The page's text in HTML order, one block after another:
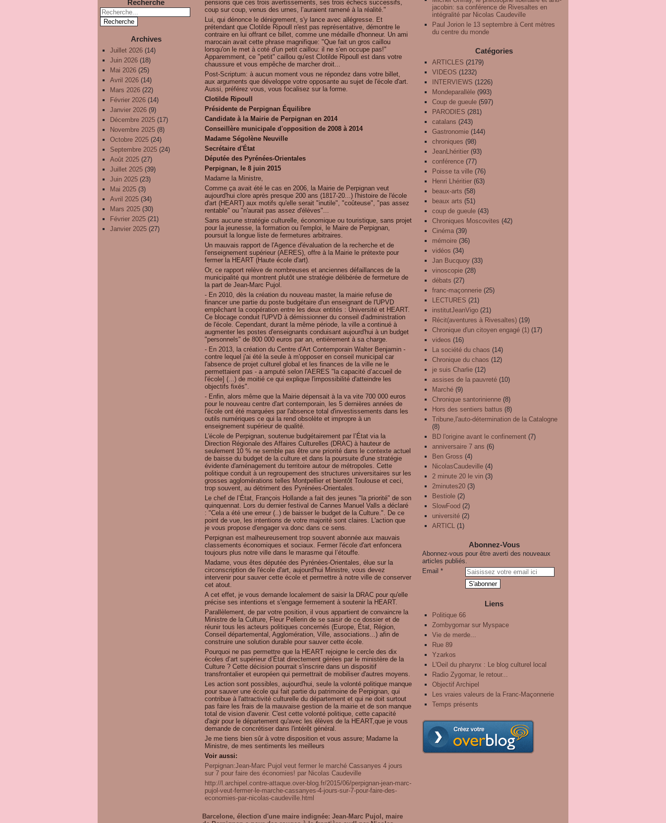
Recherche
Archives
Juillet 2026 (14)
Juin 2026 (18)
Mai 2026 (25)
Avril 2026 (14)
Mars 2026 (22)
Février 2026 (14)
Janvier 2026 (9)
Décembre 2025 (17)
Novembre 2025 (8)
Octobre 2025 (24)
Septembre 2025 (24)
Août 2025 (27)
Juillet 2025 (39)
Juin 2025 (23)
Mai 2025 (3)
Avril 2025 (34)
Mars 2025 (30)
Février 2025 (21)
Janvier 2025 (27)
pensions que ces trois avertissements, ses trois échecs successifs,
coup sur coup, venus des urnes, l’auraient ramené à la réalité."
Lui, qui dénonce le dénigrement, s'y lance avec allégresse. Et
prétendant que Clotilde Ripoull n'est pas représentative, démontre le
contraire en lui offrant ce billet, comme une médaille d'honneur. Un ami
marocain avait cette phrase magnifique: "Que fait un gros caillou
lorsqu'on le met à coté d'un petit caillou: il ne s'en occupe pas!"
Apparemment, ce "petit" caillou qu'est Clotilde Ripoull est dans votre
chaussure et vous empêche de marcher droit...
Post-Scriptum: à aucun moment vous ne répondez dans votre billet,
aux arguments que développe votre opposante au sujet de l'école d'art.
Aussi, préférez vous, vous focalisez sur la forme.
Clotilde Ripoull
Présidente de Perpignan Équilibre
Candidate à la Mairie de Perpignan en 2014
Conseillère municipale d'opposition de 2008 à 2014
Madame Ségolène Neuville
Secrétaire d'État
Députée des Pyrénées-Orientales
Perpignan, le 8 juin 2015
Madame la Ministre,
Comme ça avait été le cas en 2006, la Mairie de Perpignan veut
aujourd'hui clore après presque 200 ans (1817-20...) l'histoire de l'école
d'art (HEART) aux motifs qu'elle serait "inutile", "coûteuse", "pas assez
rentable" ou "n'aurait pas assez d'élèves"...
Sans aucune stratégie culturelle, économique ou touristique, sans projet
pour la jeunesse, la formation ou l'emploi, le Maire de Perpignan,
poursuit la longue liste de fermetures arbitraires.
Un mauvais rapport de l'Agence d'évaluation de la recherche et de
l'enseignement supérieur (AERES), offre à la Mairie le prétexte pour
fermer la HEART (Haute école d'art).
Or, ce rapport relève de nombreuses et anciennes défaillances de la
municipalité qui montrent plutôt une stratégie délibérée de fermeture de
la part de Jean-Marc Pujol.
- En 2010, dès la création du nouveau master, la mairie refuse de
financer une partie du poste budgétaire d'un enseignant de l'UPVD
empêchant la coopération entre les deux entités : Université et HEART.
Ce blocage conduit l'UPVD à démissionner du conseil d'administration
de l'école. Cependant, durant la même période, la ville a continué à
augmenter les postes d'enseignants conduisant aujourd'hui à un budget
"personnels" de 800 000 euros par an, entièrement à sa charge.
- En 2013, la création du Centre d'Art Contemporain Walter Benjamin -
contre lequel j'ai été la seule à m'opposer en conseil municipal car
l'absence de projet culturel global et les finances de la ville ne le
permettaient pas - a amputé selon l'AERES "la capacité d’accueil de
l'école] (...) de moitié ce qui explique l'impossibilité d'atteindre les
objectifs fixés".
- Enfin, alors même que la Mairie dépensait à la va vite 700 000 euros
pour le nouveau centre d'art contemporain, les 5 dernières années de
l'école ont été marquées par l'absence total d'investissements dans les
outils numériques ce qui la rend obsolète et impropre à un
enseignement supérieur de qualité.
L'école de Perpignan, soutenue budgétairement par l’État via la
Direction Régionale des Affaires Culturelles (DRAC) à hauteur de
seulement 10 % ne semble pas être une priorité dans le contexte actuel
de baisse du budget de la culture et dans la poursuite d'une stratégie
évidente d'aménagement du territoire autour de métropoles. Cette
politique conduit à un regroupement des structures universitaires sur les
grosses agglomérations telles Montpellier et bientôt Toulouse et ceci,
trop souvent, au détriment des Pyrénées-Orientales.
Le chef de l’État, François Hollande a fait des jeunes "la priorité" de son
quinquennat. Lors du dernier festival de Cannes Manuel Valls a déclaré
: "Cela a été une erreur (..) de baisser le budget de la Culture.". De ce
point de vue, les intentions de votre majorité sont claires. L'action que
je vous propose d'engager va donc dans ce sens.
Perpignan est malheureusement trop souvent abonnée aux mauvais
classements économiques et sociaux. Fermer l'école d'art enfoncera
toujours plus notre ville dans le marasme qui l’étouffe.
Madame, vous êtes députée des Pyrénées-Orientales, élue sur la
circonscription de l'école d'art, aujourd'hui Ministre, vous devez
intervenir pour sauver cette école et permettre à notre ville de conserver
cet atout.
A cet effet, je vous demande localement de saisir la DRAC pour qu'elle
précise ses intentions et s'engage fermement à soutenir la HEART.
Parallèlement, de par votre position, il vous appartient de convaincre la
Ministre de la Culture, Fleur Pellerin de se saisir de ce dossier et de
réunir tous les acteurs politiques concernés (Europe, État, Région,
Conseil départemental, Agglomération, Ville, associations...) afin de
construire une solution durable pour sauver cette école.
Pourquoi ne pas permettre que la HEART rejoigne le cercle des dix
écoles d’art supérieur d’État directement gérées par le ministère de la
Culture ? Cette décision pourrait s'inscrire dans un dispositif
transfrontalier et européen qui permettrait de mobiliser d'autres moyens.
Les action sont possibles, aujourd'hui, seule la volonté politique manque
pour sauver une école qui fait partie du patrimoine de Perpignan, qui
contribue à l'attractivité culturelle du département et qui ne doit surtout
pas faire les frais de la mauvaise gestion de la mairie et de son manque
total de vision d'avenir. C'est cette volonté politique, cette capacité
d'agir pour le département qu'avec les élèves de la HEART,que je vous
demande de concrétiser dans l'intérêt général.
Je me tiens bien sûr à votre disposition et vous assure; Madame la
Ministre, de mes sentiments les meilleurs
Voir aussi:
Perpignan:Jean-Marc Pujol veut fermer le marché Cassanyes 4 jours
sur 7 pour faire des économies! par Nicolas Caudeville
http://l.archipel.contre-attaque.over-blog.fr/2015/06/perpignan-jean-marc-
pujol-veut-fermer-le-marche-cassanyes-4-jours-sur-7-pour-faire-des-
economies-par-nicolas-caudeville.html
Barcelone, élection d'une maire indignée: Jean-Marc Pujol, maire
jacobin: sa conférence de Rivesaltes en
intégralité par Nicolas Caudeville
Paul Jorion le 13 septembre à Cent mètres
du centre du monde
Catégories
ARTICLES (2179)
VIDEOS (1232)
INTERVIEWS (1226)
Mondeparallèle (993)
Coup de gueule (597)
PARODIES (281)
catalans (243)
Gastronomie (144)
chroniques (98)
JeanLhéritier (93)
conférence (77)
Poisse ta ville (76)
Henri Lhéritier (63)
beaux-arts (58)
beaux arts (51)
coup de gueule (43)
Chroniques Moscovites (42)
Cinéma (39)
mémoire (36)
vidéos (34)
Jan Bucquoy (33)
vinoscopie (28)
débats (27)
franc-maçonnerie (25)
LECTURES (21)
institutJeanVigo (21)
Récit(aventures à Rivesaltes) (19)
Chronique d'un citoyen engagé (1) (17)
videos (16)
La société du chaos (14)
Chronique du chaos (12)
je suis Charlie (12)
assises de la pauvreté (10)
Marché (9)
Chronique santorinienne (8)
Hors des sentiers battus (8)
Tribune,l'auto-détermination de la Catalogne
(8)
BD l'origine avant le confinement (7)
anniversaire 7 ans (6)
Ben Gross (4)
NicolasCaudeville (4)
2 minute 20 le vin (3)
2minutes20 (3)
Bestiole (2)
SlowFood (2)
université (2)
ARTICL (1)
Abonnez-Vous
Abonnez-vous pour être averti des nouveaux
articles publiés.
Email
Liens
Politique 66
Zombygomar sur Myspace
Vie de merde...
Rue 89
Yzarkos
L'Oeil du pharynx : Le blog culturel local
Radio Zygomar, le retour...
Objectif Archipel
Les vraies valeurs de la Franc-Maçonnerie
Temps présents